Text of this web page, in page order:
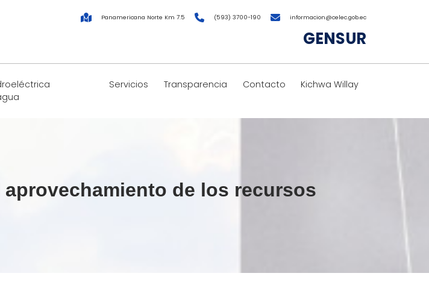
Panamericana Norte Km 7.5 (593) 3700-190 informacion@celec.gob.ec
GENSUR
Servicios Transparencia Contacto Kichwa Willay
de los recursos